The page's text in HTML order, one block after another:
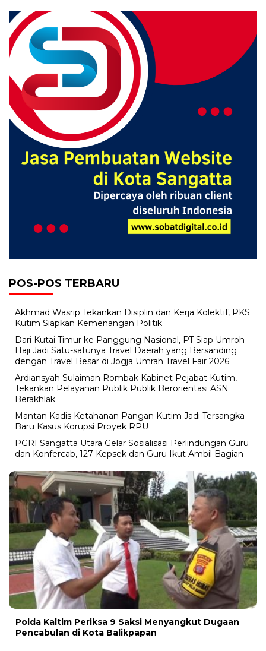
POS-POS TERBARU
Akhmad Wasrip Tekankan Disiplin dan Kerja Kolektif, PKS
Kutim Siapkan Kemenangan Politik
Dari Kutai Timur ke Panggung Nasional, PT Siap Umroh
Haji Jadi Satu-satunya Travel Daerah yang Bersanding
dengan Travel Besar di Jogja Umrah Travel Fair 2026
Ardiansyah Sulaiman Rombak Kabinet Pejabat Kutim,
Tekankan Pelayanan Publik Publik Berorientasi ASN
Berakhlak
Mantan Kadis Ketahanan Pangan Kutim Jadi Tersangka
Baru Kasus Korupsi Proyek RPU
PGRI Sangatta Utara Gelar Sosialisasi Perlindungan Guru
dan Konfercab, 127 Kepsek dan Guru Ikut Ambil Bagian
Polda Kaltim Periksa 9 Saksi Menyangkut Dugaan
Pencabulan di Kota Balikpapan